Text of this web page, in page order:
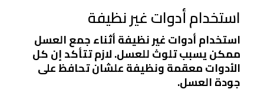
استخدام أدوات غير نظيفة
استخدام أدوات غير نظيفة أثناء جمع العسل
ممكن يسبب تلوث للعسل. لازم تتأكد إن كل
الأدوات معقمة ونظيفة علشان تحافظ على
جودة العسل.